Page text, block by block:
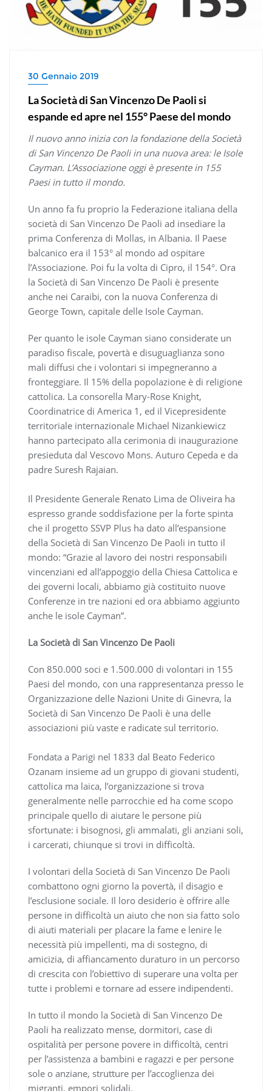
30 Gennaio 2019
La Società di San Vincenzo De Paoli si
espande ed apre nel 155° Paese del mondo
Il nuovo anno inizia con la fondazione della Società
di San Vincenzo De Paoli in una nuova area: le Isole
Cayman. L’Associazione oggi è presente in 155
Paesi in tutto il mondo.
Un anno fa fu proprio la Federazione italiana della
società di San Vincenzo De Paoli ad insediare la
prima Conferenza di Mollas, in Albania. Il Paese
balcanico era il 153° al mondo ad ospitare
l’Associazione. Poi fu la volta di Cipro, il 154°. Ora
la Società di San Vincenzo De Paoli è presente
anche nei Caraibi, con la nuova Conferenza di
George Town, capitale delle Isole Cayman.
Per quanto le isole Cayman siano considerate un
paradiso fiscale, povertà e disuguaglianza sono
mali diffusi che i volontari si impegneranno a
fronteggiare. Il 15% della popolazione è di religione
cattolica. La consorella Mary-Rose Knight,
Coordinatrice di America 1, ed il Vicepresidente
territoriale internazionale Michael Nizankiewicz
hanno partecipato alla cerimonia di inaugurazione
presieduta dal Vescovo Mons. Auturo Cepeda e da
padre Suresh Rajaian.
Il Presidente Generale Renato Lima de Oliveira ha
espresso grande soddisfazione per la forte spinta
che il progetto SSVP Plus ha dato all’espansione
della Società di San Vincenzo De Paoli in tutto il
mondo: “Grazie al lavoro dei nostri responsabili
vincenziani ed all’appoggio della Chiesa Cattolica e
dei governi locali, abbiamo già costituito nuove
Conferenze in tre nazioni ed ora abbiamo aggiunto
anche le isole Cayman”.
La Società di San Vincenzo De Paoli
Con 850.000 soci e 1.500.000 di volontari in 155
Paesi del mondo, con una rappresentanza presso le
Organizzazione delle Nazioni Unite di Ginevra, la
Società di San Vincenzo De Paoli è una delle
associazioni più vaste e radicate sul territorio.
Fondata a Parigi nel 1833 dal Beato Federico
Ozanam insieme ad un gruppo di giovani studenti,
cattolica ma laica, l’organizzazione si trova
generalmente nelle parrocchie ed ha come scopo
principale quello di aiutare le persone più
sfortunate: i bisognosi, gli ammalati, gli anziani soli,
i carcerati, chiunque si trovi in difficoltà.
I volontari della Società di San Vincenzo De Paoli
combattono ogni giorno la povertà, il disagio e
l’esclusione sociale. Il loro desiderio è offrire alle
persone in difficoltà un aiuto che non sia fatto solo
di aiuti materiali per placare la fame e lenire le
necessità più impellenti, ma di sostegno, di
amicizia, di affiancamento duraturo in un percorso
di crescita con l’obiettivo di superare una volta per
tutte i problemi e tornare ad essere indipendenti.
In tutto il mondo la Società di San Vincenzo De
Paoli ha realizzato mense, dormitori, case di
ospitalità per persone povere in difficoltà, centri
per l’assistenza a bambini e ragazzi e per persone
sole o anziane, strutture per l’accoglienza dei
migranti, empori solidali.